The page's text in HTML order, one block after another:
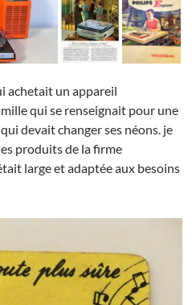
achetait un appareil
qui se renseignait pour une
devait changer ses néons. je
produits de la firme
large et adaptée aux besoins